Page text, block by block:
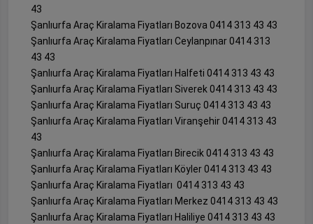
43
Şanlıurfa Araç Kiralama Fiyatları Bozova 0414 313 43 43
Şanlıurfa Araç Kiralama Fiyatları Ceylanpınar 0414 313
43 43
Şanlıurfa Araç Kiralama Fiyatları Halfeti 0414 313 43 43
Şanlıurfa Araç Kiralama Fiyatları Siverek 0414 313 43 43
Şanlıurfa Araç Kiralama Fiyatları Suruç 0414 313 43 43
Şanlıurfa Araç Kiralama Fiyatları Viranşehir 0414 313 43
43
Şanlıurfa Araç Kiralama Fiyatları Birecik 0414 313 43 43
Şanlıurfa Araç Kiralama Fiyatları Köyler 0414 313 43 43
Şanlıurfa Araç Kiralama Fiyatları 0414 313 43 43
Şanlıurfa Araç Kiralama Fiyatları Merkez 0414 313 43 43
Şanlıurfa Araç Kiralama Fiyatları Haliliye 0414 313 43 43